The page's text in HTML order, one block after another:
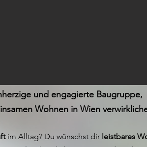
und engagierte Baugruppe,
Wohnen in Wien
im Alltag? Du wünschst dir leistbares